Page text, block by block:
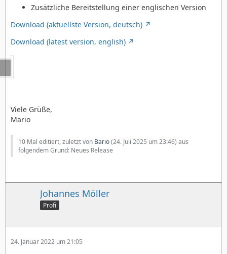
Zusätzliche Bereitstellung einer englischen Version
Download (aktuellste Version, deutsch)
Download (latest version, english)
Viele Grüße,
Mario
10 Mal editiert, zuletzt von Bario(24. Juli 2025 um 23:46) aus
folgendem Grund: Neues Release
Johannes Möller
Profi
24. Januar 2022 um 21:05